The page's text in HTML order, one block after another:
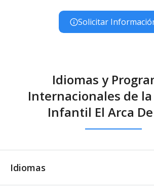
Solicitar
Idiomas y
Internacionales de la
Infantil El Arca
Idiomas